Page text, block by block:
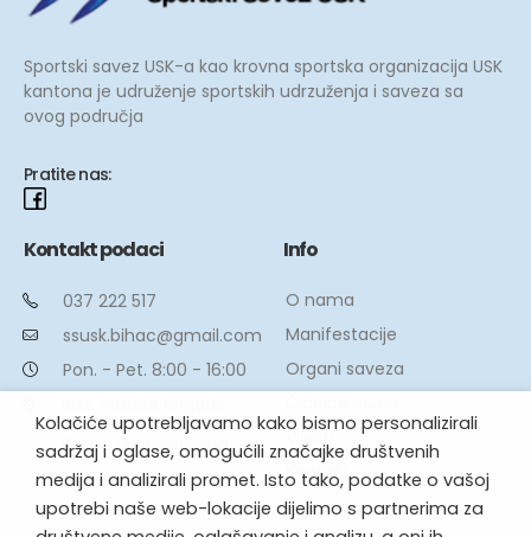
Sportski savez USK-a kao krovna sportska organizacija USK
kantona je udruženje sportskih udrzuženja i saveza sa
ovog područja
Pratite nas:
Kontakt podaci
037 222 517
ssusk.bihac@gmail.com
Pon. - Pet. 8:00 - 16:00
77000 Bihać
Bosna i Hercegovina
Info
O nama
Manifestacije
Organi saveza
Kontakt
Kolačiće upotrebljavamo kako bismo personalizirali
sadržaj i oglase, omogućili značajke društvenih
medija i analizirali promet. Isto tako, podatke o vašoj
upotrebi naše web-lokacije dijelimo s partnerima za